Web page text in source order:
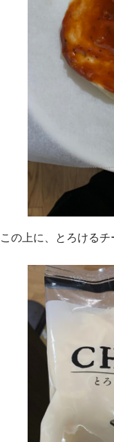
この上に、とろけるチ